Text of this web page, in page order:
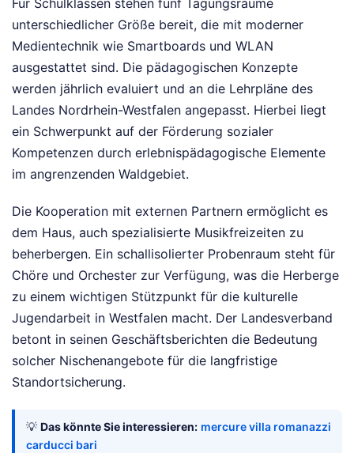
unterschiedlicher Größe bereit, die mit moderner
Medientechnik wie Smartboards und WLAN
ausgestattet sind. Die pädagogischen Konzepte
werden jährlich evaluiert und an die Lehrpläne des
Landes Nordrhein-Westfalen angepasst. Hierbei liegt
ein Schwerpunkt auf der Förderung sozialer
Kompetenzen durch erlebnispädagogische Elemente
im angrenzenden Waldgebiet.
Die Kooperation mit externen Partnern ermöglicht es
dem Haus, auch spezialisierte Musikfreizeiten zu
beherbergen. Ein schallisolierter Probenraum steht für
Chöre und Orchester zur Verfügung, was die Herberge
zu einem wichtigen Stützpunkt für die kulturelle
Jugendarbeit in Westfalen macht. Der Landesverband
betont in seinen Geschäftsberichten die Bedeutung
solcher Nischenangebote für die langfristige
Standortsicherung.
💡 Das könnte Sie interessieren: mercure villa romanazzi
carducci bari